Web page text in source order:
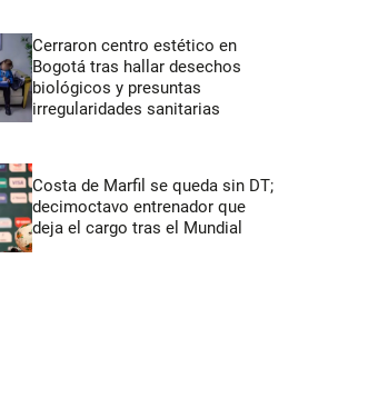
Cerraron centro estético en
Bogotá tras hallar desechos
biológicos y presuntas
irregularidades sanitarias
Costa de Marfil se queda sin DT;
decimoctavo entrenador que
deja el cargo tras el Mundial